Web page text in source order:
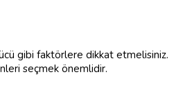
gibi faktörlere dikkat etmelisiniz.
seçmek önemlidir.